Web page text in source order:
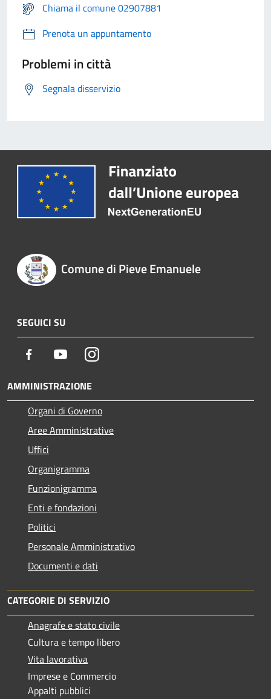
Chiama il comune 02907881
Prenota un appuntamento
Problemi in città
Segnala disservizio
Comune di Pieve Emanuele
SEGUICI SU
Facebook YoutubeInstagram
AMMINISTRAZIONE
Organi di Governo
Aree Amministrative
Uffici
Organigramma
Funzionigramma
Enti e fondazioni
Politici
Personale Amministrativo
Documenti e dati
CATEGORIE DI SERVIZIO
Anagrafe e stato civile
Cultura e tempo libero
Vita lavorativa
Imprese e Commercio
Appalti pubblici